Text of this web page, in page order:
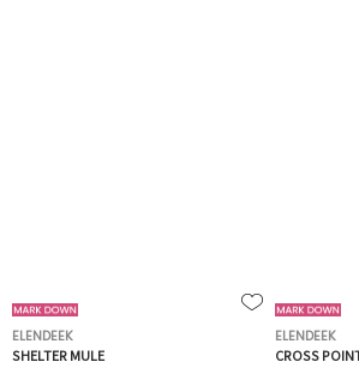
ELENDEEK
SHELTER MULE
ELENDEEK
CROSS